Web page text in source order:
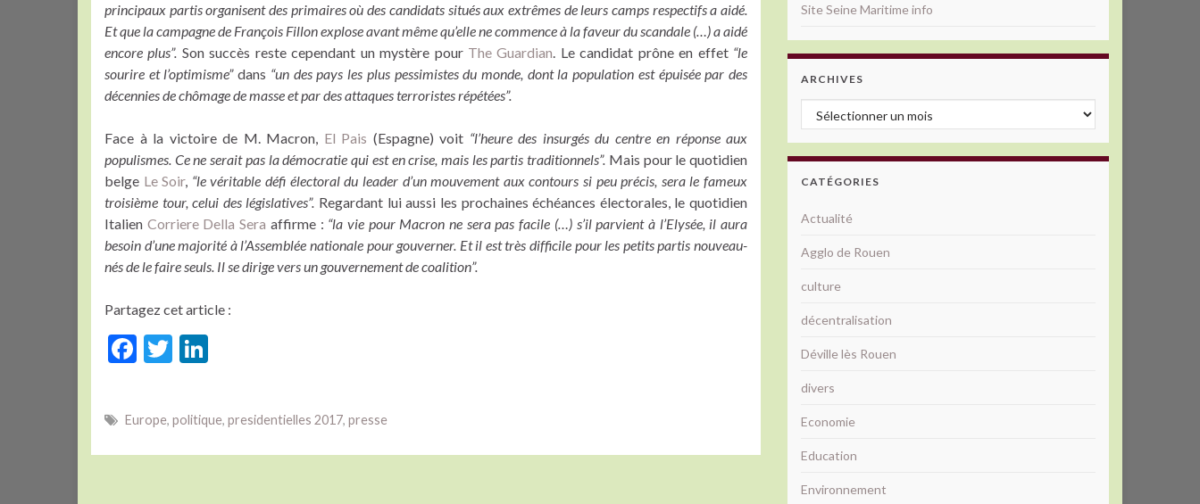
principaux partis organisent des primaires où des candidats situés aux extrêmes de leurs camps respectifs a aidé.
Et que la campagne de François Fillon explose avant même qu’elle ne commence à la faveur du scandale (…) a aidé
encore plus”. Son succès reste cependant un mystère pour The Guardian. Le candidat prône en effet “le
sourire et l’optimisme”dans “un des pays les plus pessimistes du monde, dont la population est épuisée par des
décennies de chômage de masse et par des attaques terroristes répétées”.
Face à la victoire de M. Macron, El Pais (Espagne) voit “l’heure des insurgés du centre en réponse aux
populismes. Ce ne serait pas la démocratie qui est en crise, mais les partis traditionnels”. Mais pour le quotidien
belge Le Soir, “le véritable défi électoral du leader d’un mouvement aux contours si peu précis, sera le fameux
troisième tour, celui des législatives”. Regardant lui aussi les prochaines échéances électorales, le quotidien
Italien Corriere Della Sera affirme : “la vie pour Macron ne sera pas facile (…) s’il parvient à l’Elysée, il aura
besoin d’une majorité à l’Assemblée nationale pour gouverner. Et il est très difficile pour les petits partis nouveau-
nés de le faire seuls. Il se dirige vers un gouvernement de coalition”.
Partagez cet article :
F
b
o
T
itt
er dI
n
Europe, politique, presidentielles 2017, presse
Site Seine Maritime info
ARCHIVES
Archives
CATÉGORIES
Actualité
Agglo de Rouen
culture
décentralisation
Déville lès Rouen
divers
Economie
Education
Environnement